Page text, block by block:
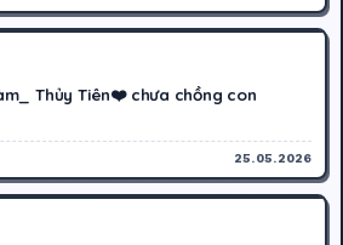
Thủy Tiên❤️ chưa chồng con
25.05.2026